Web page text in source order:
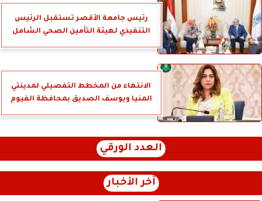
رئيس جامعة الأقصر تستقبل الرئيس
التنفيذي لهيئة التأمين الصحي الشامل
الانتهاء من المخطط التفصيلي لمدينتي
المنيا ويوسف الصديق بمحافظة الفيوم
العدد الورقي
آخر الأخبار